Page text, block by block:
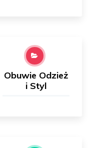
Obuwie Odzież
i Styl